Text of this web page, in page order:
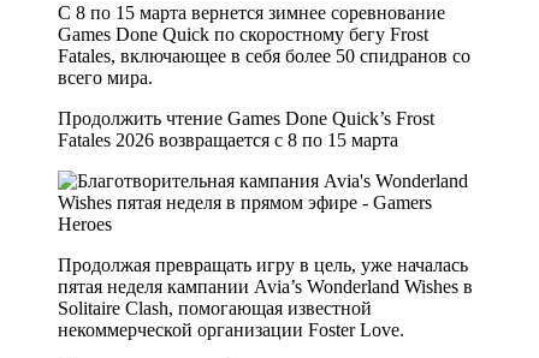
С 8 по 15 марта вернется зимнее соревнование
Games Done Quick по скоростному бегу Frost
Fatales, включающее в себя более 50 спидранов со
всего мира.
Продолжить чтение Games Done Quick’s Frost
Fatales 2026 возвращается с 8 по 15 марта
Продолжая превращать игру в цель, уже началась
пятая неделя кампании Avia’s Wonderland Wishes в
Solitaire Clash, помогающая известной
некоммерческой организации Foster Love.